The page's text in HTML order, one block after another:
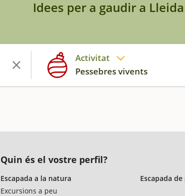
Idees per a gaudir a
Activitat
Pessebres vivents
Quin és el vostre perfil?
Escapada a la natura
Excursions a peu
Escapada